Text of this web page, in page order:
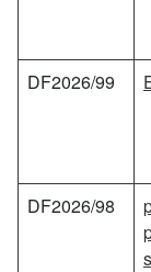
DF2026/99
DF2026/98